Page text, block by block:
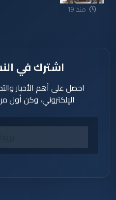
منذ 19
اشترك في
احصل على أهم الأخبار
الإلكتروني، وكن أول